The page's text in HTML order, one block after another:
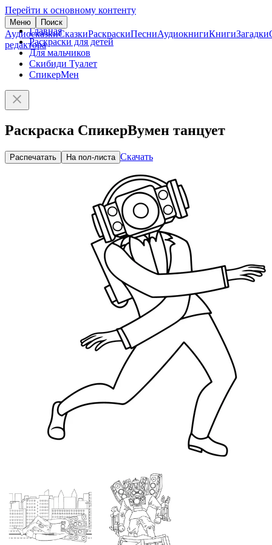
Перейти к основному контенту
Меню Поиск
АудиосказкиСказкиРаскраскиПесниАудиокнигиКнигиЗагадки
редактора
Главная
Раскраски для детей
Для мальчиков
Скибиди Туалет
СпикерМен
Раскраска СпикерВумен танцует
Распечатать На пол-листа Скачать